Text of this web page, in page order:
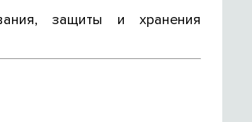
защиты и хранения